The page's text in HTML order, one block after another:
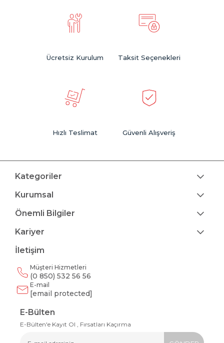
Ücretsiz Kurulum Taksit Seçenekleri
Hızlı Teslimat Güvenli Alışveriş
Kategoriler
Kurumsal
Önemli Bilgiler
Kariyer
İletişim
Müşteri Hizmetleri
(0 850) 532 56 56
E-mail
[email protected]
E-Bülten
E-Bülten'e Kayıt Ol , Fırsatları Kaçırma